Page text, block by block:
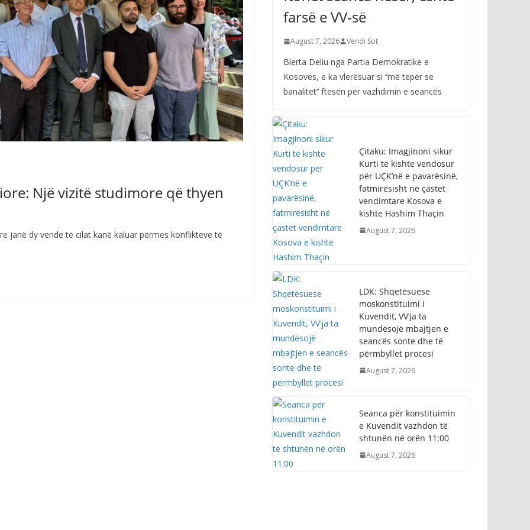
Një vizitë studimore që thyen
janë dy vende të cilat kanë kaluar përmes konflikteve të
farsë e VV-së
August 7, 2026 Vendi Sot
Blerta Deliu nga Partia Demokratike e
Kosovës, e ka vlerësuar si ‘’më tepër se
banalitet’’ ftesën për vazhdimin e seancës
Çitaku: Imagjinoni sikur
Kurti të kishte vendosur
për UÇK’në e pavarësinë,
fatmirësisht në çastet
vendimtare Kosova e
kishte Hashim Thaçin
August 7, 2026
LDK: Shqetësuese
moskonstituimi i
Kuvendit, VV’ja ta
mundësojë mbajtjen e
seancës sonte dhe të
përmbyllet procesi
August 7, 2026
Seanca për konstituimin
e Kuvendit vazhdon të
shtunën në orën 11:00
August 7, 2026